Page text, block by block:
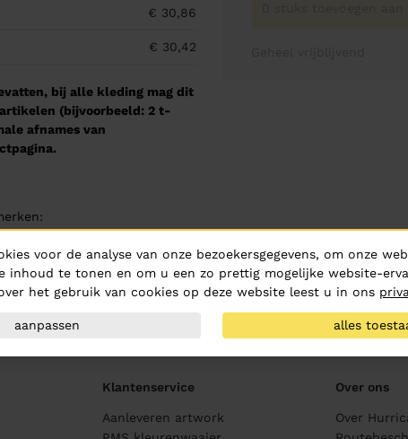
€ 30,86
€ 30,42
bij alle kleding mag dit
(bijvoorbeeld: 2 t-
afnames van
Klantenservice
Aanleveren artwork
Over ons
Over
voor de analyse van onze bezoekersgegevens, om onze
inhoud te tonen en om u een zo prettig mogelijke website-
het gebruik van cookies op deze website leest u in ons
aanpassen alles